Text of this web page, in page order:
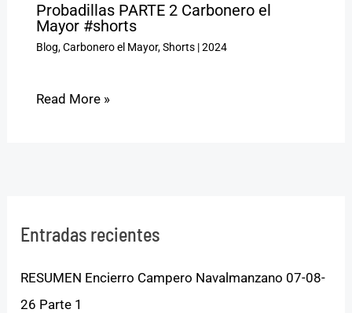
Probadillas PARTE 2 Carbonero el
Mayor #shorts
Blog,Carbonero el Mayor,Shorts|2024
Read More »
Entradas recientes
RESUMEN Encierro Campero Navalmanzano 07-08-
26 Parte 1